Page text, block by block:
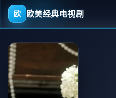
欧 欧美经典电视剧